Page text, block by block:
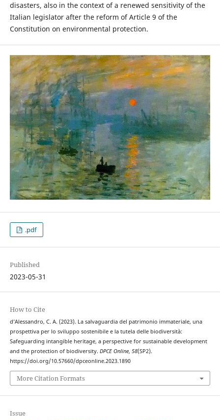
disasters, also in the context of a renewed sensitivity of the
Italian legislator after the reform of Article 9 of the
Constitution on environmental protection.
.pdf
Published
2023-05-31
How to Cite
d’Alessandro, C. A. (2023). La salvaguardia del patrimonio immateriale, una
prospettiva per lo sviluppo sostenibile e la tutela delle biodiversità:
Safeguarding intangible heritage, a perspective for sustainable development
and the protection of biodiversity. DPCE Online, 58(SP2).
https://doi.org/10.57660/dpceonline.2023.1890
More Citation Formats
Issue